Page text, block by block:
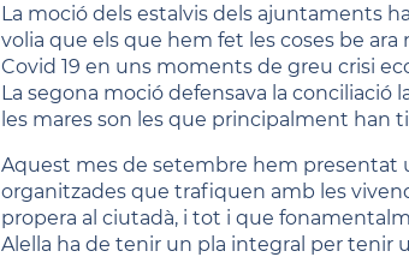
La moció dels estalvis dels ajuntaments
volia que els que hem fet les coses be
Covid 19 en uns moments de greu crisi
La segona moció defensava la conciliació
les mares son les que principalment
Aquest mes de setembre hem presentat
organitzades que trafiquen amb les
propera al ciutadà, i tot i que
Alella ha de tenir un pla integral per tenir